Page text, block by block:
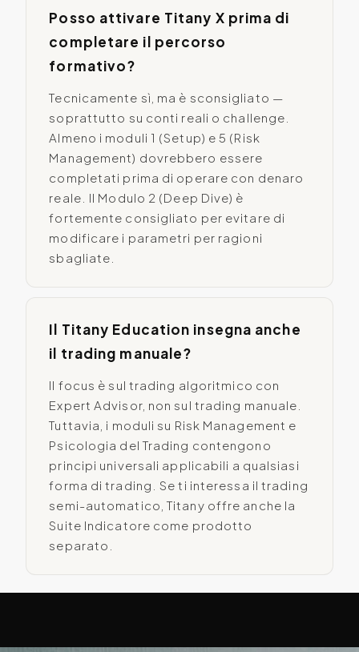
Posso attivare Titany X prima di
completare il percorso
formativo?
Tecnicamente sì, ma è sconsigliato —
soprattutto su conti reali o challenge.
Almeno i moduli 1 (Setup) e 5 (Risk
Management) dovrebbero essere
completati prima di operare con denaro
reale. Il Modulo 2 (Deep Dive) è
fortemente consigliato per evitare di
modificare i parametri per ragioni
sbagliate.
Il Titany Education insegna anche
il trading manuale?
Il focus è sul trading algoritmico con
Expert Advisor, non sul trading manuale.
Tuttavia, i moduli su Risk Management e
Psicologia del Trading contengono
principi universali applicabili a qualsiasi
forma di trading. Se ti interessa il trading
semi-automatico, Titany offre anche la
Suite Indicatore come prodotto
separato.